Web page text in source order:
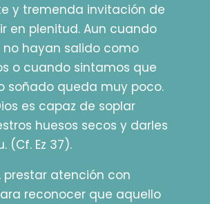
y tremenda invitación de
en plenitud. Aun cuando
no hayan salido como
o cuando sintamos que
soñado queda muy poco.
es capaz de soplar
huesos secos y darles
(Cf. Ez 37).
prestar atención con
reconocer que aquello